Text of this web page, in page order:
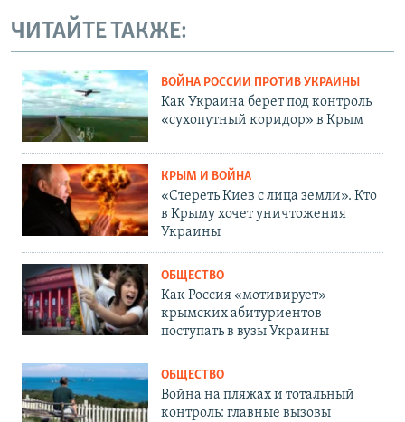
ЧИТАЙТЕ ТАКЖЕ:
ВОЙНА РОССИИ ПРОТИВ УКРАИНЫ
Как Украина берет под контроль
«сухопутный коридор» в Крым
КРЫМ И ВОЙНА
«Стереть Киев с лица земли». Кто
в Крыму хочет уничтожения
Украины
ОБЩЕСТВО
Как Россия «мотивирует»
крымских абитуриентов
поступать в вузы Украины
ОБЩЕСТВО
Война на пляжах и тотальный
контроль: главные вызовы